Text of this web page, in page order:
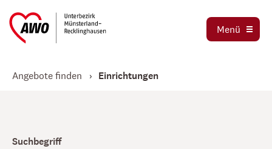
Menü
Organigramm
Betriebsrat
Ausbildung und Praktika
Angebote finden Einrichtungen
Suchbegriff